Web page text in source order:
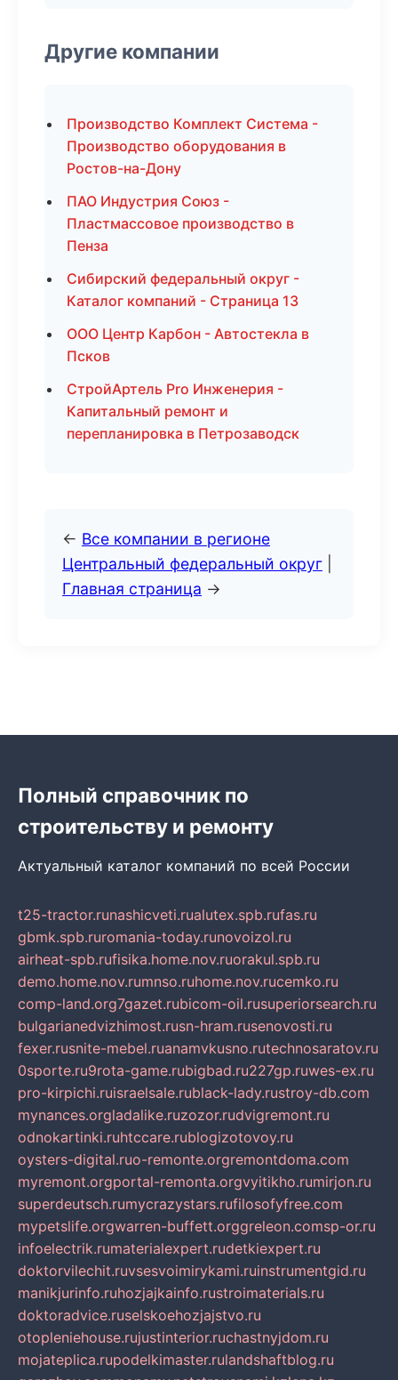
Другие компании
Производство Комплект Система -
Производство оборудования в
Ростов-на-Дону
ПАО Индустрия Союз -
Пластмассовое производство в
Пенза
Сибирский федеральный округ -
Каталог компаний - Страница 13
ООО Центр Карбон - Автостекла в
Псков
СтройАртель Pro Инженерия -
Капитальный ремонт и
перепланировка в Петрозаводск
← Все компании в регионе
Центральный федеральный округ
Главная страница →
Полный справочник по
строительству и ремонту
Актуальный каталог компаний по всей России
t25-tractor.runashicveti.rualutex.spb.rufas.ru
gbmk.spb.ruromania-today.runovoizol.ru
airheat-spb.rufisika.home.nov.ruorakul.spb.ru
demo.home.nov.rumnso.ruhome.nov.rucemko.ru
comp-land.org7gazet.rubicom-oil.rusuperiorsearch.ru
bulgarianedvizhimost.rusn-hram.rusenovosti.ru
fexer.rusnite-mebel.ruanamvkusno.rutechnosaratov.ru
0sporte.ru9rota-game.rubigbad.ru227gp.ruwes-ex.ru
pro-kirpichi.ruisraelsale.rublack-lady.rustroy-db.com
mynances.orgladalike.ruzozor.rudvigremont.ru
odnokartinki.ruhtccare.rublogizotovoy.ru
oysters-digital.ruo-remonte.orgremontdoma.com
myremont.orgportal-remonta.orgvyitikho.rumirjon.ru
superdeutsch.rumycrazystars.rufilosofyfree.com
mypetslife.orgwarren-buffett.orggreleon.comsp-or.ru
infoelectrik.rumaterialexpert.rudetkiexpert.ru
doktorvilechit.ruvsesvoimirykami.ruinstrumentgid.ru
manikjurinfo.ruhozjajkainfo.rustroimaterials.ru
doktoradvice.ruselskoehozjajstvo.ru
otopleniehouse.rujustinterior.ruchastnyjdom.ru
mojateplica.rupodelkimaster.rulandshaftblog.ru